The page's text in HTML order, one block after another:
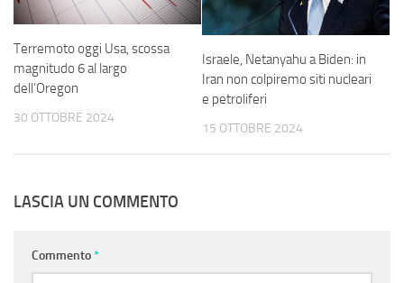
Terremoto oggi Usa, scossa
magnitudo 6 al largo
dell’Oregon
30 OTTOBRE 2024
Israele, Netanyahu a Biden: in
Iran non colpiremo siti nucleari
e petroliferi
15 OTTOBRE 2024
LASCIA UN COMMENTO
Commento*